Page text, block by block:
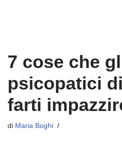
7 cose che
psicopatici
farti
di Maria Boghi